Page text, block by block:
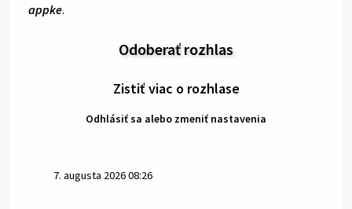
appke.
Odoberať rozhlas
Zistiť viac o rozhlase
Odhlásiť sa alebo zmeniť nastavenia
7. augusta 2026 08:26